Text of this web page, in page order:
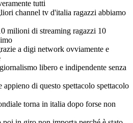
tutti
channel tv d'italia ragazzi abbiamo
milioni di streaming ragazzi 10
a digi network ovviamente e
libero e indipendente senza
appieno di questo spettacolo spettacolo
torna in italia dopo forse non